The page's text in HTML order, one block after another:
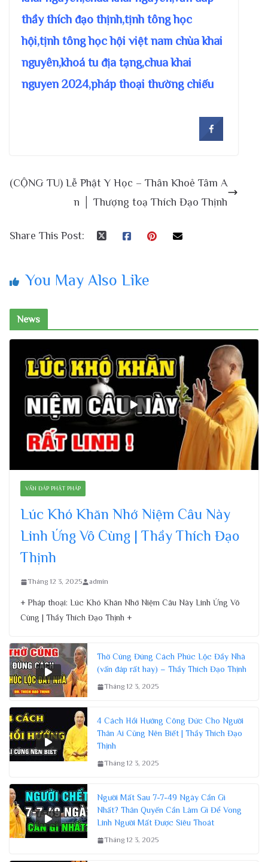
thầy thích đạo thịnh,tịnh tông học
hội,tịnh tông học hội việt nam chùa khai
nguyên,khoá tu địa tạng,chua khai
nguyen 2024,pháp thoại thường chiếu
(CỘNG TU) Lễ Phật Y Học – Thân Khoẻ Tâm A
n │ Thượng toạ Thích Đạo Thịnh
Share This Post:
You May Also Like
News
VẤN ĐÁP PHẬT PHÁP
Lúc Khó Khăn Nhớ Niệm Câu Này
Linh Ứng Vô Cùng | Thầy Thích Đạo
Thịnh
Tháng 12 3, 2025 admin
+ Pháp thoại: Lúc Khó Khăn Nhớ Niệm Câu Này Linh Ứng Vô
Cùng | Thầy Thích Đạo Thịnh +
Thờ Cúng Đúng Cách Phúc Lộc Đầy Nhà
(vấn đáp rất hay) – Thầy Thích Đạo Thịnh
Tháng 12 3, 2025
4 Cách Hồi Hướng Công Đức Cho Người
Thân Ai Cũng Nên Biết | Thầy Thích Đạo
Thịnh
Tháng 12 3, 2025
Người Mất Sau 7-7-49 Ngày Cần Gì
Nhất? Thân Quyến Cần Làm Gì Để Vong
Linh Người Mất Được Siêu Thoát
Tháng 12 3, 2025